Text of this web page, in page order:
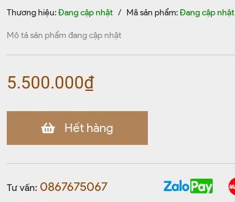
Thương hiệu:Đang cập nhật / Mã sản phẩm:Đang cập nhật
Mô tả sản phẩm đang cập nhật
5.500.000₫
Hết hàng
Tư vấn: 0867675067